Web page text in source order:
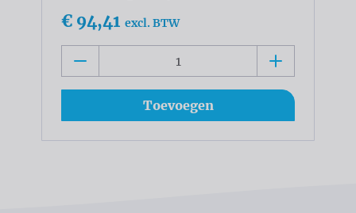
€ 94,41 excl. BTW
Toevoegen